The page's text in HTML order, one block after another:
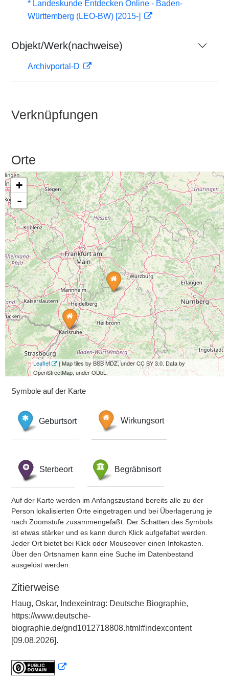
* Landeskunde Entdecken Online - Baden-
Württemberg (LEO-BW) [2015-]
Objekt/Werk(nachweise)
Archivportal-D
Verknüpfungen
Orte
+
-
Leaflet
| Map tiles by BSB MDZ, under CC BY 3.0. Data by
OpenStreetMap, under ODbL.
Symbole auf der Karte
Geburtsort Wirkungsort
Sterbeort Begräbnisort
Auf der Karte werden im Anfangszustand bereits alle zu der
Person lokalisierten Orte eingetragen und bei Überlagerung je
nach Zoomstufe zusammengefaßt. Der Schatten des Symbols
ist etwas stärker und es kann durch Klick aufgefaltet werden.
Jeder Ort bietet bei Klick oder Mouseover einen Infokasten.
Über den Ortsnamen kann eine Suche im Datenbestand
ausgelöst werden.
Zitierweise
Haug, Oskar, Indexeintrag: Deutsche Biographie,
https://www.deutsche-
biographie.de/gnd1012718808.html#indexcontent
[09.08.2026].